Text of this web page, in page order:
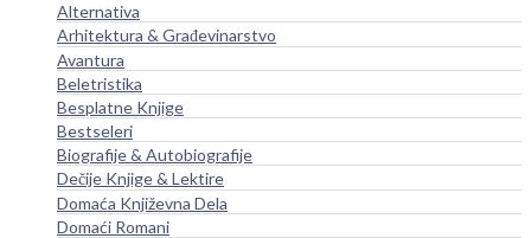
Alternativa
Arhitektura & Građevinarstvo
Avantura
Beletristika
Besplatne Knjige
Bestseleri
Biografije & Autobiografije
Dečije Knjige & Lektire
Domaća Književna Dela
Domaći Romani